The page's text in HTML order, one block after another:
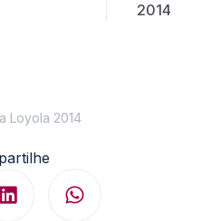
2014
Loyola 2014